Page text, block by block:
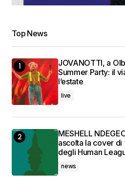
Top News
JOVANOTTI, a
Summer Party: il
l’estate
live
MESHELL
ascolta la cover di
degli Human
news